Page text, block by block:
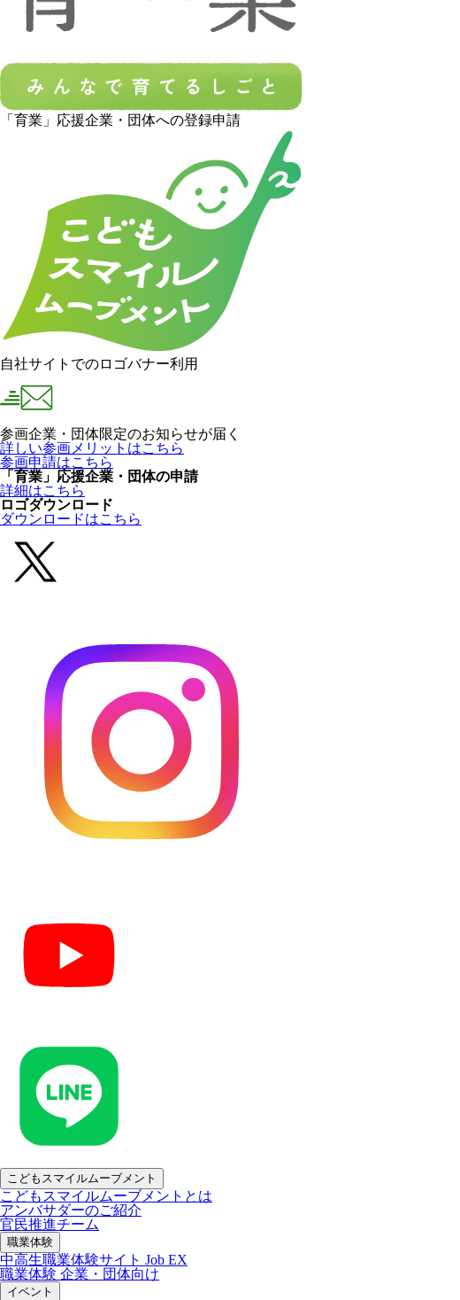
「育業」応援企業・団体への登録申請
自社サイトでのロゴバナー利用
参画企業・団体限定のお知らせが届く
詳しい参画メリットはこちら
参画申請はこちら
「育業」応援企業・団体の申請
詳細はこちら
ロゴダウンロード
ダウンロードはこちら
こどもスマイルムーブメント
こどもスマイルムーブメントとは
アンバサダーのご紹介
官民推進チーム
職業体験
中高生職業体験サイト Job EX
職業体験 企業・団体向け
イベント